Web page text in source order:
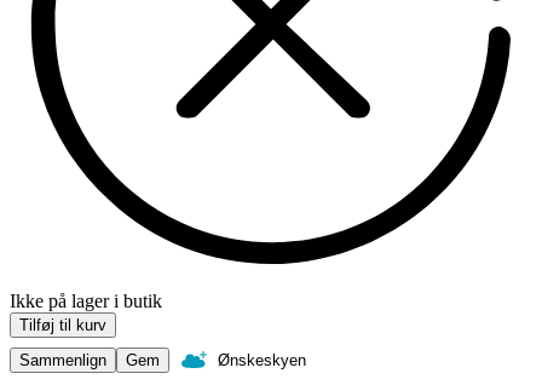
Ikke på lager i butik
Tilføj til kurv
Sammenlign
Gem Ønskeskyen